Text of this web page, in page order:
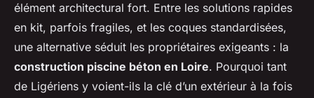
élément architectural fort. Entre les solutions rapides
en kit, parfois fragiles, et les coques standardisées,
une alternative séduit les propriétaires exigeants : la
construction piscine béton en Loire. Pourquoi tant
de Ligériens y voient-ils la clé d’un extérieur à la fois